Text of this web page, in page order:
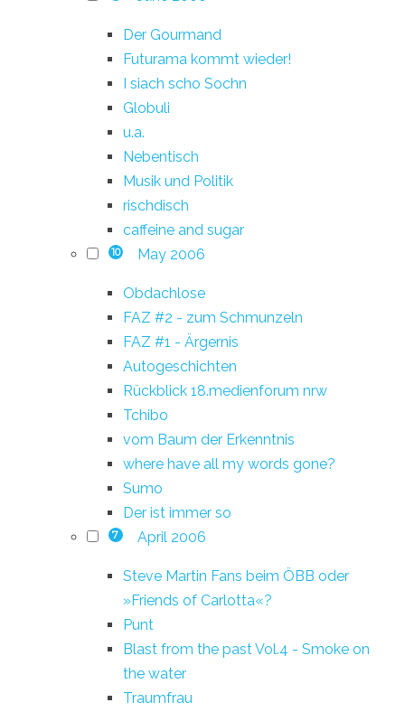
Der Gourmand
Futurama kommt wieder!
I siach scho Sochn
Globuli
u.a.
Nebentisch
Musik und Politik
rischdisch
caffeine and sugar
10 May 2006
Obdachlose
FAZ #2 - zum Schmunzeln
FAZ #1 - Ärgernis
Autogeschichten
Rückblick 18.medienforum nrw
Tchibo
vom Baum der Erkenntnis
where have all my words gone?
Sumo
Der ist immer so
7 April 2006
Steve Martin Fans beim ÖBB oder
»Friends of Carlotta«?
Punt
Blast from the past Vol.4 - Smoke on
the water
Traumfrau